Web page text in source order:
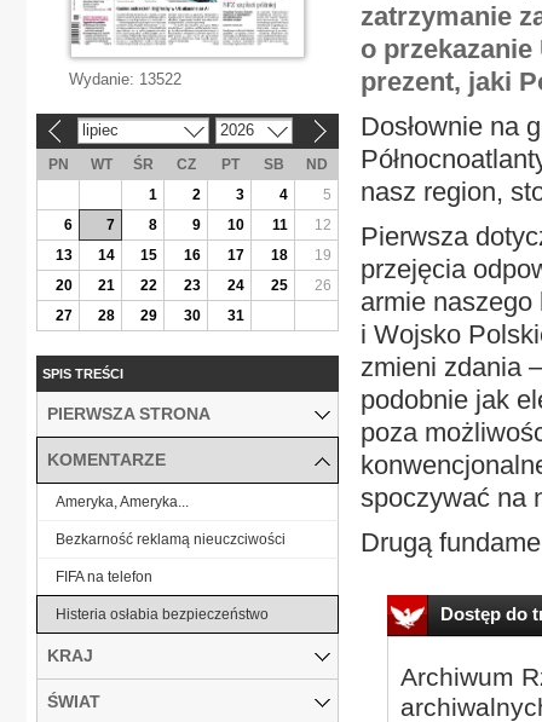
zatrzymanie
o
prezent, jaki
Dosłownie na
nasz region,
Pierwsza
przejęcia
armie
i Wojsko
zmieni zdania
podobnie jak
poza
spoczywać na
Drugą
Dostęp do
Archiwum
Wydanie: 13522
lipiec 2026
PN WT ŚR CZ PT SB
ND
1
2 3 4
5
6
7 8 9 10 11
12
13
14 15 16 17 18
19
20
21 22 23 24 25
26
27
28 29 30 31
SPIS TREŚCI
PIERWSZA STRONA
KOMENTARZE
Ameryka, Ameryka...
Bezkarność reklamą nieuczciwości
FIFA na telefon
Histeria osłabia bezpieczeństwo
KRAJ
ŚWIAT